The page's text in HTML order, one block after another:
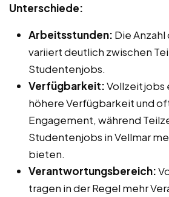
Unterschiede:
Arbeitsstunden: Die
variiert deutlich zwischen
Studentenjobs.
Verfügbarkeit:Vollzeitjobs
höhere Verfügbarkeit und
Engagement, während
Studentenjobs in Vellmar
bieten.
Verantwortungsbereich:
tragen in der Regel mehr